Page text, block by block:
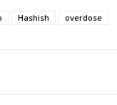
Hashish overdose